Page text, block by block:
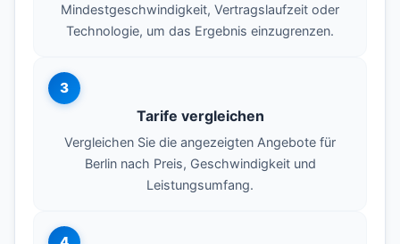
Mindestgeschwindigkeit, Vertragslaufzeit oder
Technologie, um das Ergebnis einzugrenzen.
3
Tarife vergleichen
Vergleichen Sie die angezeigten Angebote für
Berlin nach Preis, Geschwindigkeit und
Leistungsumfang.